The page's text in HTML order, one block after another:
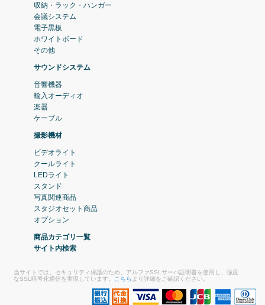
収納・ラック・ハンガー
会議システム
電子黒板
ホワイトボード
その他
サウンドシステム
音響機器
輸入オーディオ
楽器
ケーブル
撮影機材
ビデオライト
クールライト
LEDライト
スタンド
写真関連商品
スタジオセット商品
オプション
商品カテゴリ一覧
サイト内検索
当サイトでは、セキュリティ保護のため、アルファSSLサーバ証明書を使用し、強度
なSSL暗号化通信を実現しています。
こちら より詳細をご確認ください。